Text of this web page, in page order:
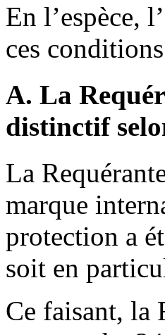
En l’espèce,
ces
A. La
distinctif
La
marque
protection a
soit en
Ce faisant, la